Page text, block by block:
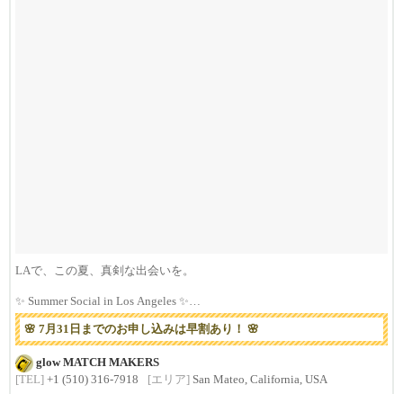
LAで、この夏、真剣な出会いを。
✨ Summer Social in Los Angeles ✨
...
🌸 7月31日までのお申し込みは早割あり！ 🌸
glow MATCH MAKERS
[TEL] +1 (510) 316-7918 [エリア] San Mateo, California, USA